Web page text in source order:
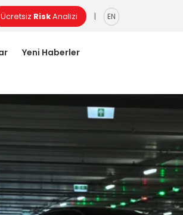
Ücretsiz RiskAnalizi | EN
Yeni Haberler